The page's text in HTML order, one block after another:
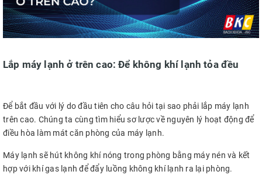
Lắp máy lạnh ở trên cao: Để không khí lạnh tỏa đều
Để bắt đầu với lý do đầu tiên cho câu hỏi tại sao phải lắp máy lạnh
trên cao. Chúng ta cùng tìm hiểu sơ lược về nguyên lý hoạt động để
điều hòa làm mát căn phòng của máy lạnh.
Máy lạnh sẽ hút không khí nóng trong phòng bằng máy nén và kết
hợp với khí gas lạnh để đẩy luồng không khí lạnh ra lại phòng.